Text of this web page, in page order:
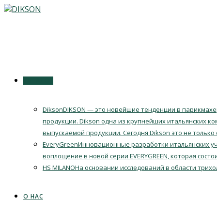
Перейти
DiksonDIKSON — это новейшие тенденции в
продукции. Dikson одна из крупнейших итальянских
выпускаемой продукции. Сегодня Dikson это не
EveryGreenИнновационные разработки итальянских
воплощение в новой серии EVERYGREEN, которая
HS MILANOНа основании исследований в области
О НАС